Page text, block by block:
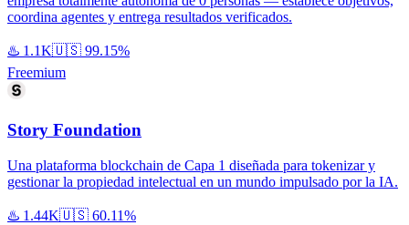
coordina agentes y entrega resultados verificados.
♨️ 1.1K🇺🇸 99.15%
Freemium
Story Foundation
Una plataforma blockchain de Capa 1 diseñada para tokenizar y
gestionar la propiedad intelectual en un mundo impulsado por la IA.
♨️ 1.44K🇺🇸 60.11%